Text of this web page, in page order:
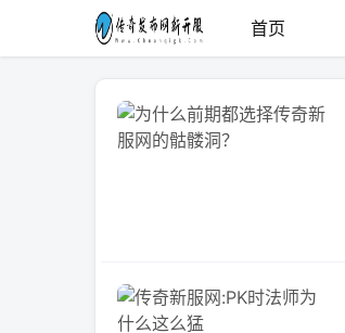
首页